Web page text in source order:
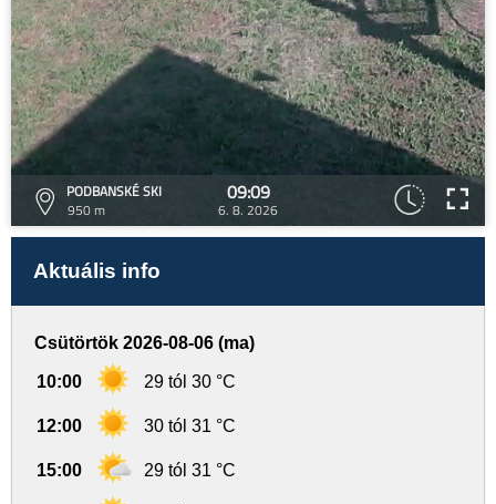
PODBANSKÉ SKI
950 m
09:09
6. 8. 2026
Aktuális info
Csütörtök 2026-08-06 (ma)
10:00 29 tól 30 °C
12:00 30 tól 31 °C
15:00 29 tól 31 °C